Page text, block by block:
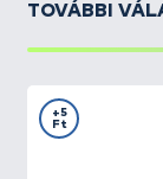
TOVÁBBI
+5
Ft